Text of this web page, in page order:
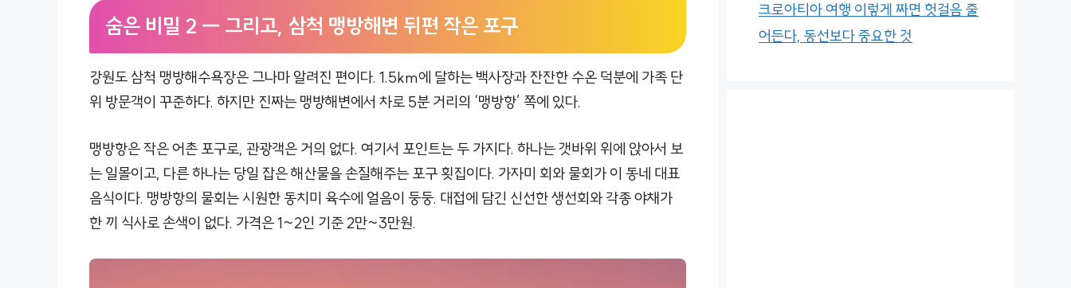
숨은 비밀 2 — 그리고, 삼척 맹방해변 뒤편 작은 포구
강원도 삼척 맹방해수욕장은 그나마 알려진 편이다. 1.5km에 달하는 백사장과 잔잔한 수온 덕분에 가족 단
위 방문객이 꾸준하다. 하지만 진짜는 맹방해변에서 차로 5분 거리의 ‘맹방항’ 쪽에 있다.
맹방항은 작은 어촌 포구로, 관광객은 거의 없다. 여기서 포인트는 두 가지다. 하나는 갯바위 위에 앉아서 보
는 일몰이고, 다른 하나는 당일 잡은 해산물을 손질해주는 포구 횟집이다. 가자미 회와 물회가 이 동네 대표
음식이다. 맹방항의 물회는 시원한 동치미 육수에 얼음이 둥둥. 대접에 담긴 신선한 생선회와 각종 야채가
한 끼 식사로 손색이 없다. 가격은 1~2인 기준 2만~3만원.
크로아티아 여행 이렇게 짜면 헛걸음 줄
어든다, 동선보다 중요한 것